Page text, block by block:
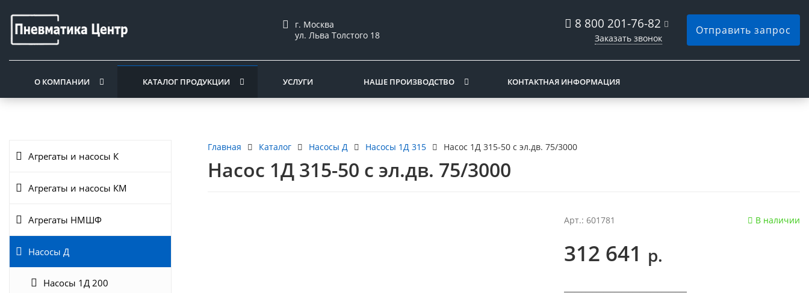
г. Москва
ул. Льва Толстого 18
8 800 201-76-82
Заказать звонок
Отправить запрос
О КОМПАНИИ КАТАЛОГ ПРОДУКЦИИ УСЛУГИ НАШЕ ПРОИЗВОДСТВО КОНТАКТНАЯ ИНФОРМАЦИЯ
Агрегаты и насосы К
Агрегаты и насосы КМ
Агрегаты НМШФ
Насосы Д
Насосы 1Д 200
Главная Каталог Насосы Д Насосы 1Д 315 Насос 1Д 315-50 с эл.дв. 75/3000
Насос 1Д 315-50 с эл.дв. 75/3000
Арт.: 601781 В наличии
312 641 р.